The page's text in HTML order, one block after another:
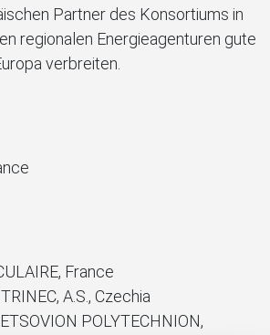
Partner des Konsortiums in
regionalen Energieagenturen gute
verbreiten.
France
A.S., Czechia
POLYTECHNION,